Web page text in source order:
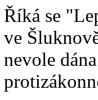
Říká se
ve
nevole